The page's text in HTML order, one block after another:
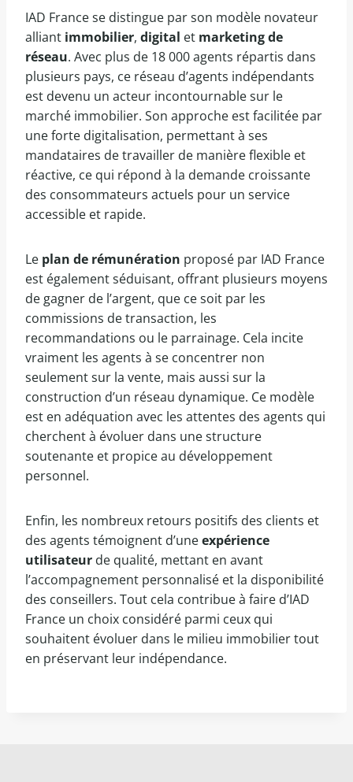
IAD France se distingue par son modèle novateur
alliant immobilier, digital et marketing de
réseau. Avec plus de 18 000 agents répartis dans
plusieurs pays, ce réseau d’agents indépendants
est devenu un acteur incontournable sur le
marché immobilier. Son approche est facilitée par
une forte digitalisation, permettant à ses
mandataires de travailler de manière flexible et
réactive, ce qui répond à la demande croissante
des consommateurs actuels pour un service
accessible et rapide.
Le plan de rémunération proposé par IAD France
est également séduisant, offrant plusieurs moyens
de gagner de l’argent, que ce soit par les
commissions de transaction, les
recommandations ou le parrainage. Cela incite
vraiment les agents à se concentrer non
seulement sur la vente, mais aussi sur la
construction d’un réseau dynamique. Ce modèle
est en adéquation avec les attentes des agents qui
cherchent à évoluer dans une structure
soutenante et propice au développement
personnel.
Enfin, les nombreux retours positifs des clients et
des agents témoignent d’uneexpérience
utilisateur de qualité, mettant en avant
l’accompagnement personnalisé et la disponibilité
des conseillers. Tout cela contribue à faire d’IAD
France un choix considéré parmi ceux qui
souhaitent évoluer dans le milieu immobilier tout
en préservant leur indépendance.